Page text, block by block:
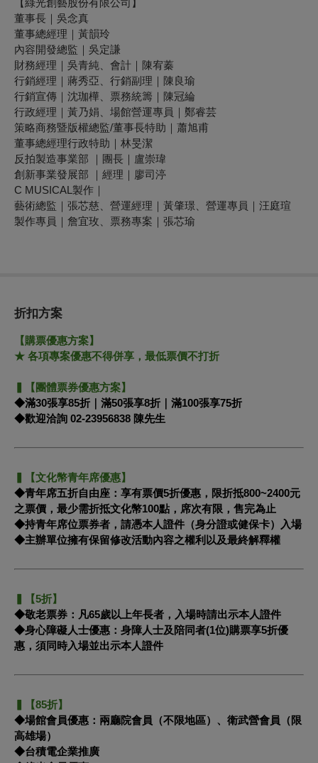
董事長｜吳念真
董事總經理｜黃韻玲
內容開發總監｜吳定謙
財務經理｜吳青純、會計｜陳宥蓁
行銷經理｜蔣秀亞、行銷副理｜陳良瑜
行銷宣傳｜沈珈樺、票務統籌｜陳冠綸
行政經理｜黃乃娟、場館營運專員｜鄭睿芸
策略商務暨版權總監/董事長特助｜蕭旭甫
董事總經理行政特助｜林旻潔
反拍製造事業部 ｜團長｜盧崇瑋
創新事業發展部 ｜經理｜廖司渟
C MUSICAL製作｜
藝術總監｜張芯慈、營運經理｜黃肇璟、營運專員｜汪庭瑄
製作專員｜詹宜玫、票務專案｜張芯瑜
折扣方案
【購票優惠方案】
★ 各項專案優惠不得併享，最低票價不打折
▍【團體票券優惠方案】
◆滿30張享85折｜滿50張享8折｜滿100張享75折
◆歡迎洽詢 02-23956838 陳先生
▍【文化幣青年席優惠】
◆青年席五折自由座：享有票價5折優惠，限折抵800~2400元
之票價，最少需折抵文化幣100點，席次有限，售完為止
◆持青年席位票券者，請憑本人證件（身分證或健保卡）入場
◆主辦單位擁有保留修改活動內容之權利以及最終解釋權
▍【5折】
◆敬老票券：凡65歲以上年長者，入場時請出示本人證件
◆身心障礙人士優惠：身障人士及陪同者(1位)購票享5折優
惠，須同時入場並出示本人證件
▍【85折】
◆場館會員優惠：兩廳院會員（不限地區）、衛武營會員（限
高雄場）
◆台積電企業推廣